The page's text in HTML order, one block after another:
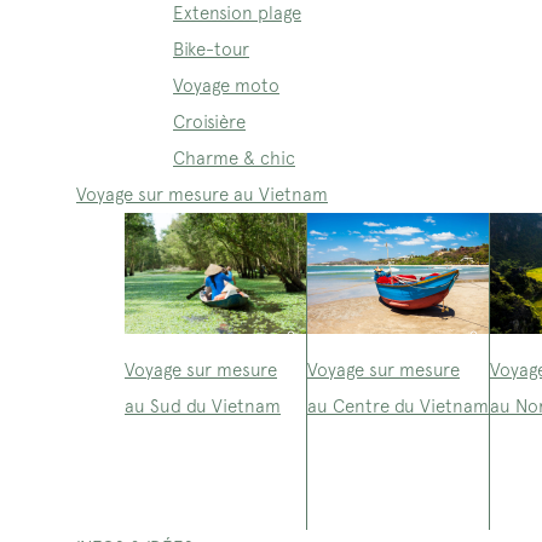
Extension plage
Bike-tour
Voyage moto
Croisière
Charme & chic
Voyage sur mesure au Vietnam
Voyage sur mesure
au Sud du Vietnam
Voyage sur mesure
au Centre du Vietnamau